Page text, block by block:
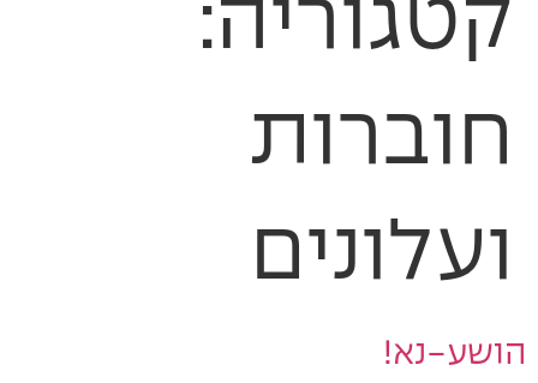
קטגוריה:
חוברות
ועלונים
הושע-נא!